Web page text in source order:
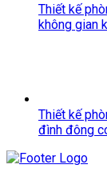
Thiết kế
không gian
Thiết kế
đình đông